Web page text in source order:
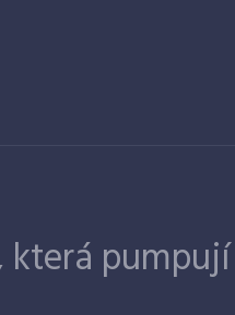
která